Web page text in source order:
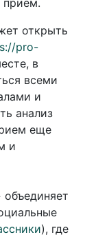
прием.
открыть
pro-
в
всеми
и
анализ
еще
и
), где